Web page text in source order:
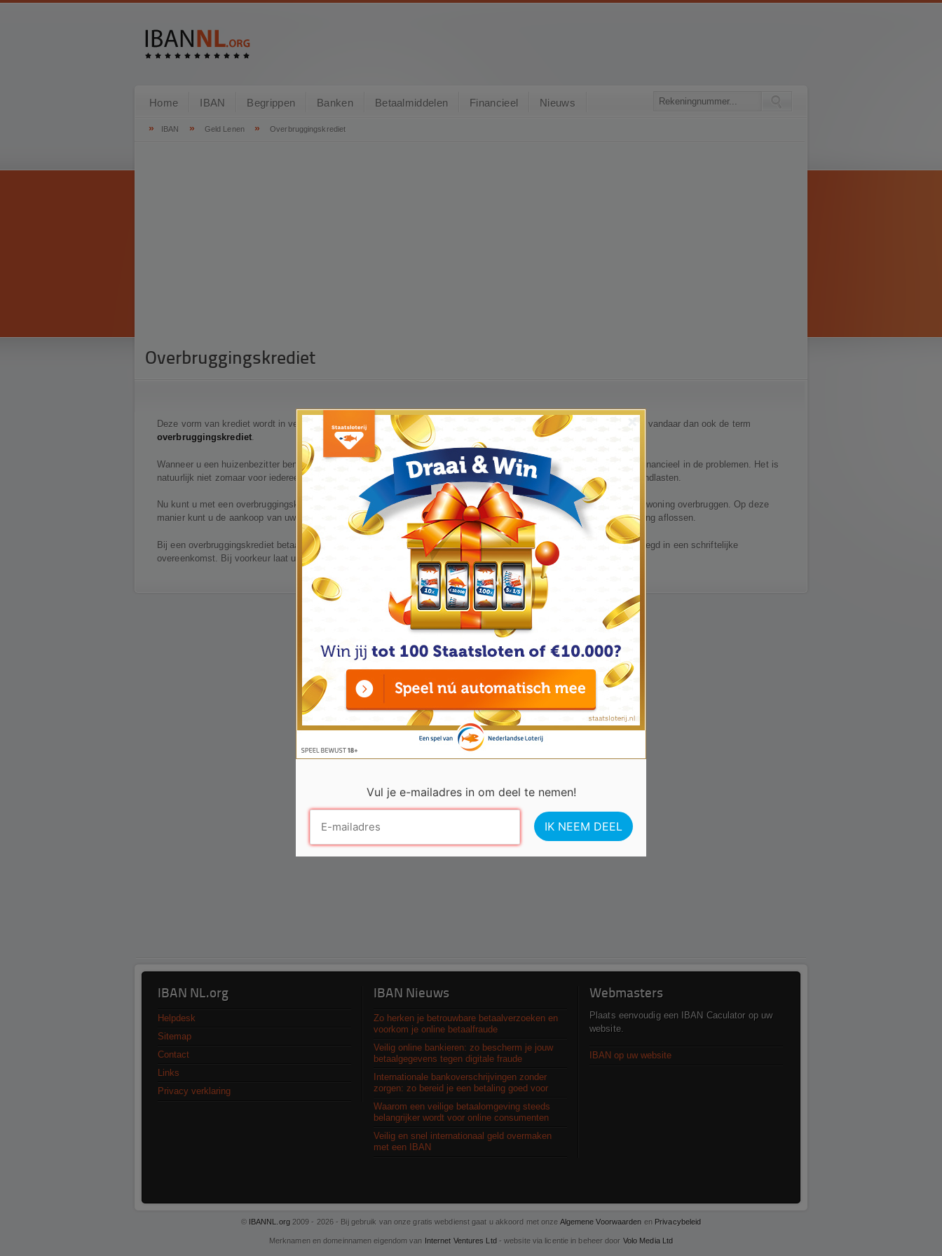
Home IBAN Begrippen Banken Betaalmiddelen Financieel Nieuws
» IBAN » Geld Lenen » Overbruggingskrediet
Overbruggingskrediet
Deze vorm van krediet wordt in veruit de meeste gevallen gebruikt om een bepaalde periode financieel te overbruggen, vandaar dan ook de term
overbruggingskrediet.
Wanneer u een huizenbezitter bent en al zo ver bent dat u een nieuwe woning aan wilt schaffen komt u waarschijnlijk financieel in de problemen. Het is
natuurlijk niet zomaar voor iedereen weggelegd even een dubbele hypotheek op te brengen, dit zijn flinke dubbele maandlasten.
Nu kunt u met een overbruggingskrediet de periode tussen aankoop van de nieuwe woning en de verkoop van de oude woning overbruggen. Op deze
manier kunt u de aankoop van uw nieuwe woning normaal betalen en na de verkoop van uw oude woning kunt u de lening aflossen.
Bij een overbruggingskrediet betaalt u natuurlijk gewoon rente, alle voorwaarden en dergelijke dienen te worden vastgelegd in een schriftelijke
overeenkomst. Bij voorkeur laat u deze bij een notaris ondertekenen.
IBAN NL.org
Helpdesk
Sitemap
Contact
Links
Privacy verklaring
IBAN Nieuws
Zo herken je betrouwbare betaalverzoeken en
voorkom je online betaalfraude
Veilig online bankieren: zo bescherm je jouw
betaalgegevens tegen digitale fraude
Internationale bankoverschrijvingen zonder
zorgen: zo bereid je een betaling goed voor
Waarom een veilige betaalomgeving steeds
belangrijker wordt voor online consumenten
Veilig en snel internationaal geld overmaken
met een IBAN
Webmasters
Plaats eenvoudig een IBAN Caculator op uw
website.
IBAN op uw website
© IBANNL.org2009 - 2026 - Bij gebruik van onze gratis webdienst gaat u akkoord met onze Algemene Voorwaarden en Privacybeleid
Merknamen en domeinnamen eigendom van Internet Ventures Ltd- website via licentie in beheer door Volo Media Ltd
Vul je e-mailadres in om deel te nemen!
×